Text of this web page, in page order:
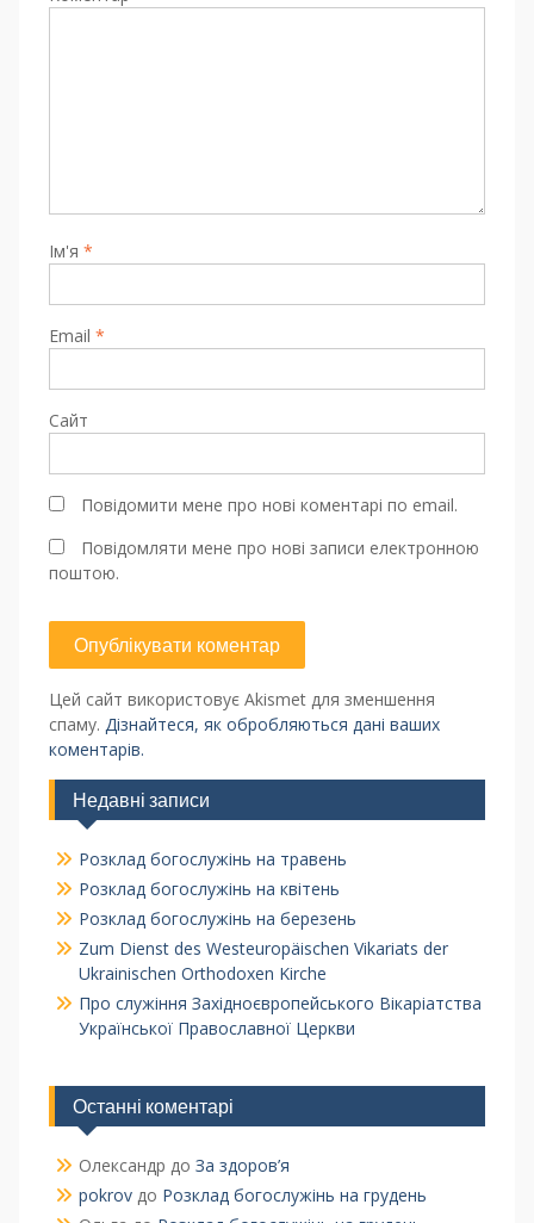
Ім'я *
Email *
Сайт
Повідомити мене про нові коментарі по email.
Повідомляти мене про нові записи електронною
поштою.
Цей сайт використовує Akismet для зменшення
спаму. Дізнайтеся, як обробляються дані ваших
коментарів.
Недавні записи
Розклад богослужінь на травень
Розклад богослужінь на квітень
Розклад богослужінь на березень
Zum Dienst des Westeuropäischen Vikariats der
Ukrainischen Orthodoxen Kirche
Про служіння Західноєвропейського Вікаріатства
Української Православної Церкви
Останні коментарі
Олександр до За здоров’я
pokrovдо Розклад богослужінь на грудень